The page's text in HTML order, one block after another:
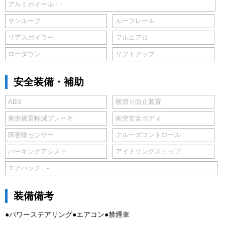
アルミホイール : -
サンルーフ ルーフレール
リアスポイラー フルエアロ
ローダウン リフトアップ
安全装備・補助
ABS 横滑り防止装置
衝突被害軽減ブレーキ 衝突安全ボディ
障害物センサー クルーズコントロール
パーキングアシスト アイドリングストップ
エアバック : -
装備備考
●パワーステアリング●エアコン●禁煙車